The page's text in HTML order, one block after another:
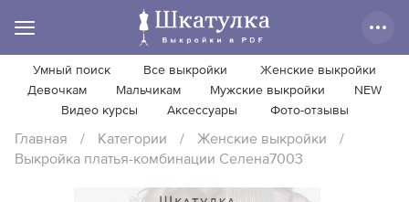
Умный поиск Все выкройки
Женские выкройки
Девочкам
Мальчикам Мужские выкройки
NEW
Видео курсы
Аксессуары Фото-отзывы
Главная / Категории / Женские выкройки
/
Выкройка платья-комбинации Селена7003